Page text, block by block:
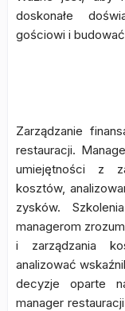
doskonałe
gościowi i budować
Zarządzanie
restauracji.
umiejętności z
kosztów,
zysków.
managerom
i zarządzania
analizować
decyzje oparte
manager